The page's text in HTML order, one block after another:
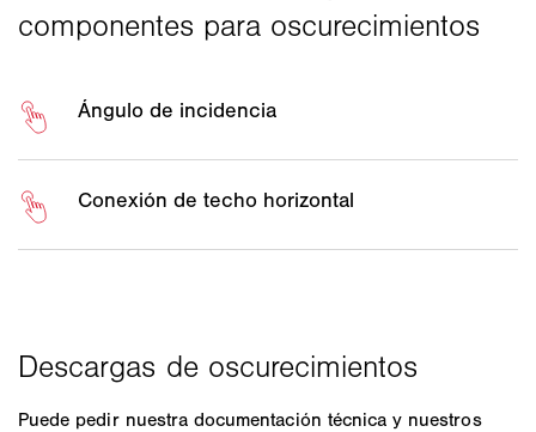
Puede pedir nuestra documentación técnica y nuestros